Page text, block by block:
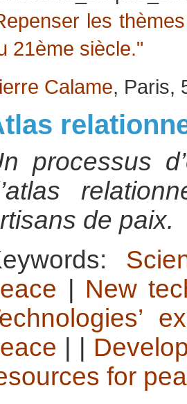
les
21ème siècle."
Calame, Paris,
processus
de paix.
New
for